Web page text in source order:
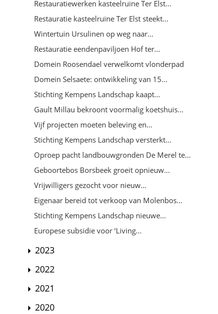
Restauratiewerken kasteelruïne Ter Elst...
Restauratie kasteelruïne Ter Elst steekt...
Wintertuin Ursulinen op weg naar...
Restauratie eendenpaviljoen Hof ter...
Domein Roosendael verwelkomt vlonderpad
Domein Selsaete: ontwikkeling van 15...
Stichting Kempens Landschap kaapt...
Gault Millau bekroont voormalig koetshuis...
Vijf projecten moeten beleving en...
Stichting Kempens Landschap versterkt...
Oproep pacht landbouwgronden De Merel te...
Geboortebos Borsbeek groeit opnieuw...
Vrijwilligers gezocht voor nieuw...
Eigenaar bereid tot verkoop van Molenbos...
Stichting Kempens Landschap nieuwe...
Europese subsidie voor ‘Living...
2023
2022
2021
2020